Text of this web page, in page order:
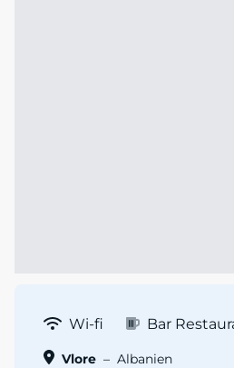
Wi-fi Bar
Vlore – Albanien